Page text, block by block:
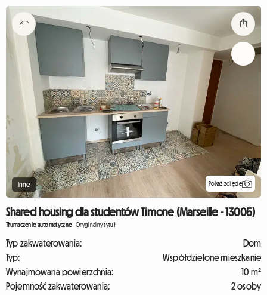
Inne Pokaż zdjęcie
Shared housing dla studentów Timone (Marseille - 13005)
Tłumaczenie automatyczne-Oryginalny tytuł
Typ zakwaterowania:
Dom
Typ:
Współdzielone mieszkanie
Wynajmowana powierzchnia:
10 m²
Pojemność zakwaterowania:
2 osoby